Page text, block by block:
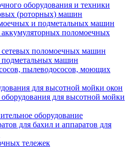
оборудования и техники
(роторных) машин
и подметальных машин
поломоечных
поломоечных машин
машин
пылеводососов, моющих
для высотной мойки окон
для высотной мойки
оборудование
для бахил и аппаратов для
тележек